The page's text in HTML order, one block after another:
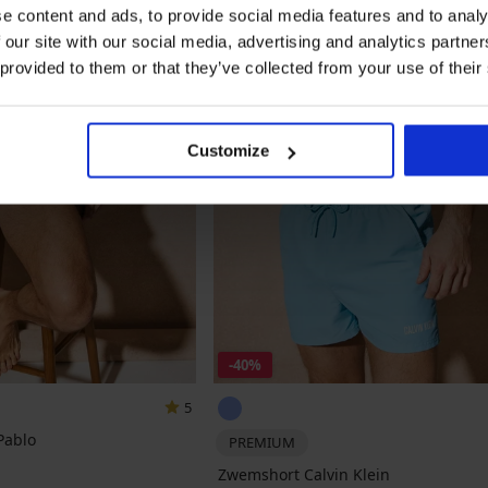
content and ads, to provide social media features and to
site with our social media, advertising and analytics
to them or that they’ve collected from your use of
Customize
5
prijs
-40%
PREMIUM
Zwemshort Calvin Klein